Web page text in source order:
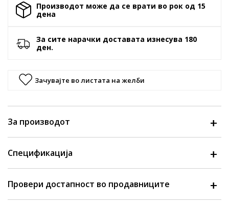
Производот може да се врати во рок од 15
денa
За сите нарачки доставата изнесува 180
ден.
Зачувајте во листата на желби
За производот
Спецификација
Провери достапност во продавниците